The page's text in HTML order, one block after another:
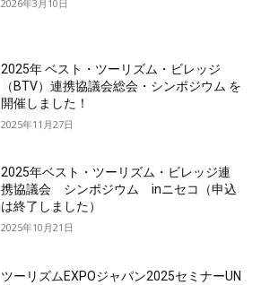
2026年3月10日
2025年 ベスト・ツーリズム・ビレッジ
（BTV）連携協議会総会・シンポジウム を
開催しました！
2025年11月27日
2025年ベスト・ツーリズム・ビレッジ連
携協議会 シンポジウム inニセコ（申込
は終了しました）
2025年10月21日
ツーリズムEXPOジャパン2025セミナーUN